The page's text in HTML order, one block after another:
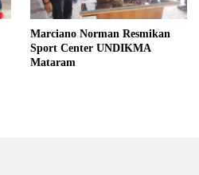
Marciano Norman Resmikan
Sport Center UNDIKMA
Mataram